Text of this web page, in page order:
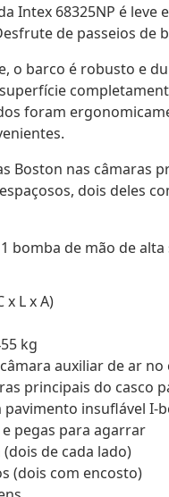
Intex 68325NP é
de passeios de
o barco é robusto e
foram
Boston nas câmaras
dois deles
bomba de mão de
x L x A)
kg
auxiliar de ar
principais do casco
insuflável
pegas para agarrar
de cada lado)
(dois com encosto)